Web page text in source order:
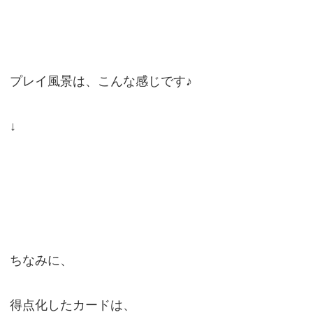
プレイ風景は、こんな感じです♪
↓
ちなみに、
得点化したカードは、